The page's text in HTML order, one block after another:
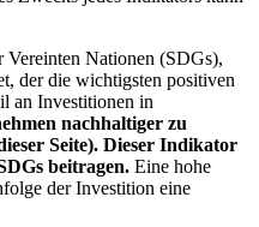
Nationen (SDGs),
der die wichtigsten positiven
an Investitionen in
nachhaltiger zu
Seite). Dieser Indikator
beitragen. Eine hohe
der Investition eine